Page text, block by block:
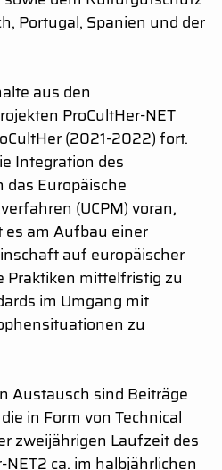
Portugal, Spanien und der
aus den
ProCultHer-NET
(2021-2022) fort.
Integration des
Europäische
(UCPM) voran,
am Aufbau einer
auf europäischer
Praktiken mittelfristig zu
im Umgang mit
zu
Austausch sind Beiträge
in Form von Technical
zweijährigen Laufzeit des
ca. im halbjährlichen